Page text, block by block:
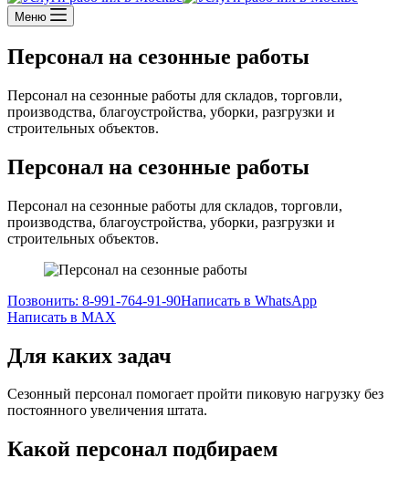
Меню
Персонал на сезонные работы
Персонал на сезонные работы для складов, торговли,
производства, благоустройства, уборки, разгрузки и
строительных объектов.
Персонал на сезонные работы
Персонал на сезонные работы для складов, торговли,
производства, благоустройства, уборки, разгрузки и
строительных объектов.
Позвонить: 8-991-764-91-90Написать в WhatsApp
Написать в MAX
Для каких задач
Сезонный персонал помогает пройти пиковую нагрузку без
постоянного увеличения штата.
Какой персонал подбираем